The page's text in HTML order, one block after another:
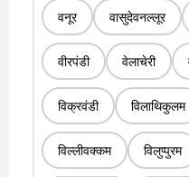
वनूर वासुदेवनल्लूर
वीरपंडी वेलाचेरी
विक्रवंडी विलाथिकुलम
विल्लीवक्कम विलुप्पुरम